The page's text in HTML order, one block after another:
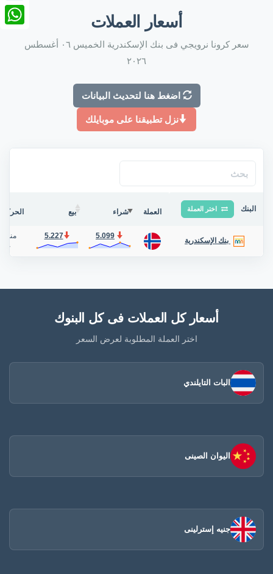
أسعار العملات
سعر كرونا نرويجي فى بنك الإسكندرية الخميس ٠٦ أغسطس
٢٠٢٦
اضغط هنا لتحديث البيانات
نزل تطبيقنا على موبايلك
البنك اختر العملة العملة شراء بيع الحركة
بنك الإسكندرية
5.099
5.227
منذ 5 ساعة
أسعار كل العملات فى كل البنوك
اختر العملة المطلوبة لعرض السعر
البات التايلندي
اليوان الصينى​
جنيه إسترلينى